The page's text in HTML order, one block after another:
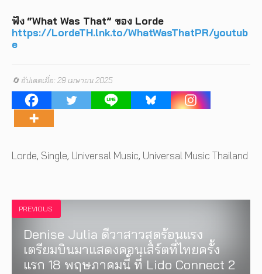
ฟัง “What Was That” ของ Lorde
https://LordeTH.lnk.to/WhatWasThatPR/youtub
e
🔄 อัปเดตเมื่อ: 29 เมษายน 2025
Tags
Lorde, Single, Universal Music, Universal Music Thailand
PREVIOUS
Denise Julia ดีวาสาวสุดร้อนแรง
เตรียมบินมาแสดงคอนเสิร์ตที่ไทยครั้ง
แรก 18 พฤษภาคมนี้ ที่ Lido Connect 2